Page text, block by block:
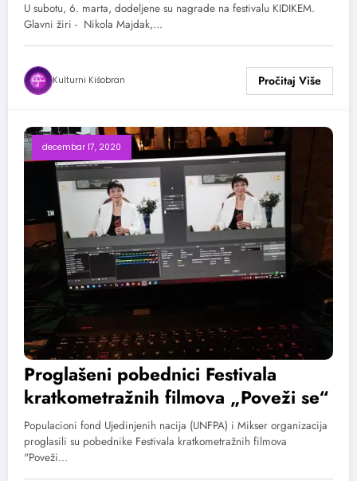
U subotu, 6. marta, dodeljene su nagrade na festivalu KIDIKEM.
Glavni žiri - Nikola Majdak,…
Kulturni Kišobran
decembar 17, 2020
Proglašeni pobednici Festivala
kratkometražnih filmova „Poveži se“
Populacioni fond Ujedinjenih nacija (UNFPA) i Mikser organizacija
proglasili su pobednike Festivala kratkometražnih filmova
"Poveži…